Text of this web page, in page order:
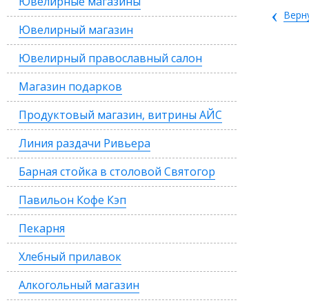
Ювелирный магазин
Ювелирный православный салон
Магазин подарков
Продуктовый магазин, витрины АЙС
Линия раздачи Ривьера
Барная стойка в столовой Святогор
Павильон Кофе Кэп
Пекарня
Хлебный прилавок
Алкогольный магазин
‹